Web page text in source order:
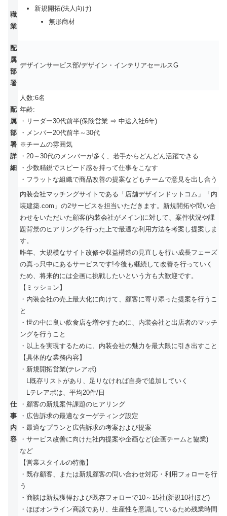
職
業
新規開拓(法人向け)
無形商材
配
属
部
署
デザインサービス部/デザイン・インテリアセールスG
配
属
部
署
詳
細
人数:6名
年齢:
・リーダー30代前半(保険営業 ⇒ 中途入社6年)
・メンバー20代前半～30代
※チームの雰囲気
・20～30代のメンバーが多く、若手からどんどん活躍できる
・少数精鋭でスピード感を持って仕事をこなす
・フラットな組織で商品改善の提案などもチームで意見を出し合う
仕
事
内
容
内装会社マッチングサイトである「店舗デザインドットコム」「内
装建築.com」の2サービスを担当いただきます。新規開拓や問い合
わせをいただいた顧客(内装会社がメイン)に対して、案件状況や課
題背景のヒアリングを行った上で最適な利用方法を考案し提案しま
す。
昨年、大規模なサイト改修や収益構造の見直しを行い成長フェーズ
の真っ只中にあるサービスです!今後も継続して改善を行っていく
ため、将来的には企画に挑戦したいという方も大歓迎です。
【ミッション】
・内装会社の売上最大化に向けて、顧客に寄り添った提案を行うこ
と
・世の中に良い飲食店を増やすために、内装会社と出店者のマッチ
ングを行うこと
・以上を実現するために、内装会社の魅力を最大限に引き出すこと
【具体的な業務内容】
・新規開拓営業(テレアポ)
L既存リストがあり、足りなければ自身で追加していく
Lテレアポは、平均20件/日
・顧客の新規案件課題のヒアリング
・広告訴求の最適なターゲティング設定
・最適なプランと広告訴求の考案および提案
・サービス改善に向けた社内提案や企画など(企画チームと協業)
など
【営業スタイルの特徴】
・既存顧客、または新規顧客の問い合わせ対応・利用フォローを行
う
・商談は新規獲得および既存フォローで10～15社(新規10社ほど)
・ほぼオンライン商談であり、生産性を意識しているため残業時間